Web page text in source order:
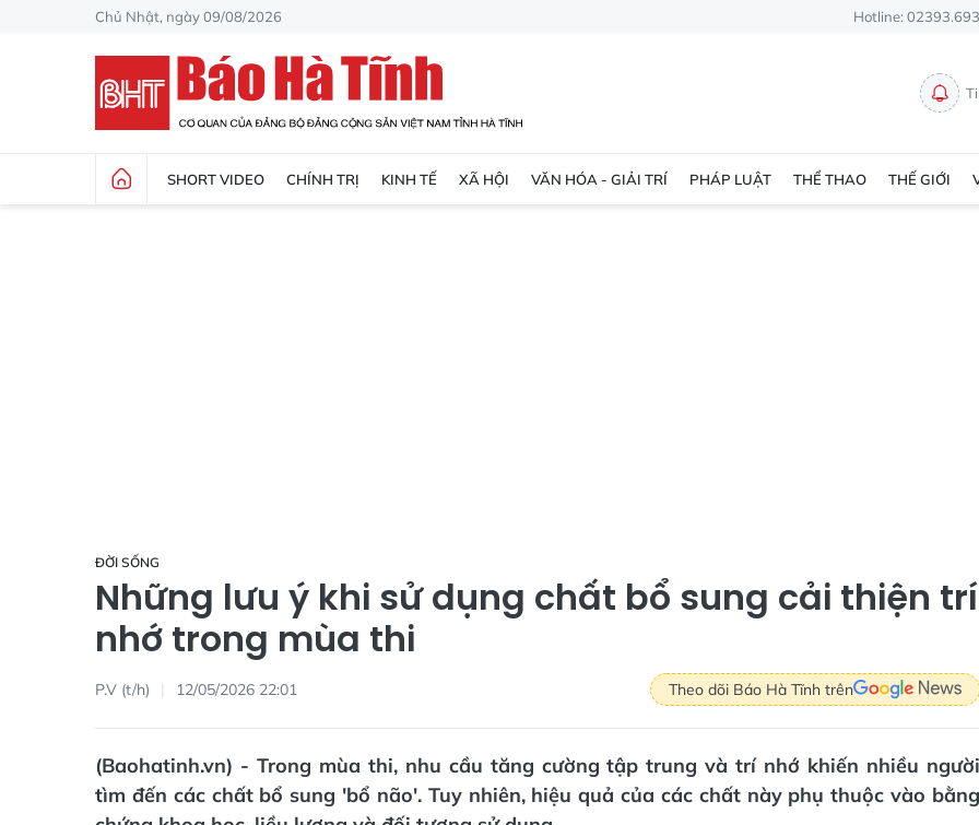
Chủ Nhật, ngày 09/08/2026 Hotline:
SHORT VIDEO CHÍNH TRỊ KINH TẾ XÃ HỘI VĂN HÓA - GIẢI TRÍ PHÁP LUẬT THỂ THAO THẾ GIỚI
ĐỜI SỐNG
Những lưu ý khi sử dụng chất bổ sung cải thiện trí
nhớ trong mùa thi
P.V (t/h) 12/05/2026 22:01 Theo dõi Báo Hà Tĩnh trên
(Baohatinh.vn) - Trong mùa thi, nhu cầu tăng cường tập trung và trí nhớ khiến nhiều người
tìm đến các chất bổ sung 'bổ não'. Tuy nhiên, hiệu quả của các chất này phụ thuộc vào bằng